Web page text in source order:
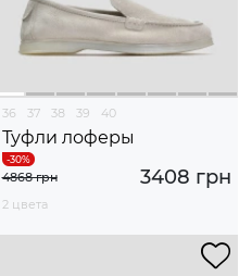
36 37 38 39 40
Туфли лоферы
3408 грн
4868 грн
2 цвета